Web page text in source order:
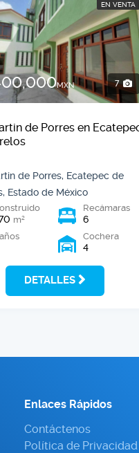
EN VENTA
MXN 7
de Porres en
de Porres, Ecatepec de
Estado de México
m2
Recámaras
6
Cochera
4
DETALLES
Enlaces Rápidos
Contáctenos
Política de Privacidad